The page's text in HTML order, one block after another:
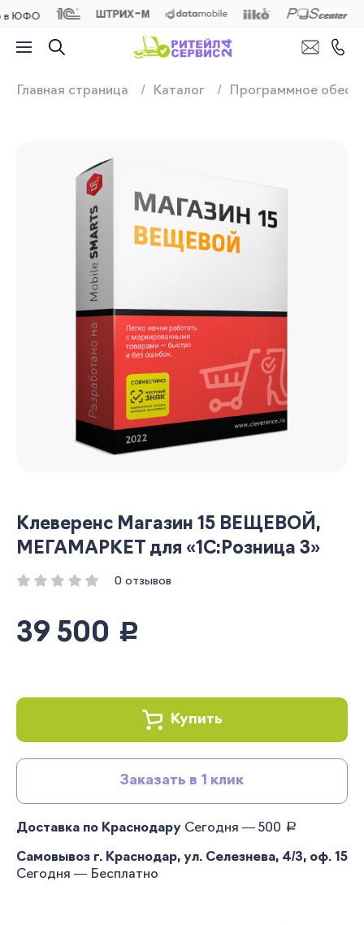
Продажа,
Главная страница Каталог Программное
Клеверенс Магазин 15 ВЕЩЕВОЙ,
МЕГАМАРКЕТ для «1С:Розница 3»
0 отзывов
39 500 руб.
Купить
Заказать в 1 клик
Доставка по Краснодару Сегодня — 500 руб.
Самовывоз г. Краснодар, ул. Селезнева, 4/3, оф. 15
Сегодня — Бесплатно